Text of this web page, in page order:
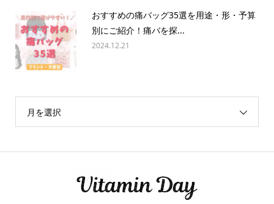
おすすめの痛バッグ35選を用途・形・予算
別にご紹介！痛バを探...
2024.12.21
月を選択